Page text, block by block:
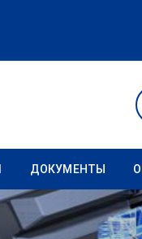
ДОКУМЕНТЫ
Реквизиты